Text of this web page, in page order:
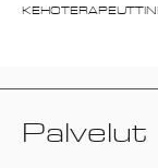
Palvelut